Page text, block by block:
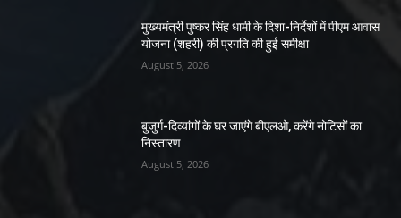
मुख्यमंत्री पुष्कर सिंह धामी के दिशा-निर्देशों में पीएम आवास
योजना (शहरी) की प्रगति की हुई समीक्षा
August 5, 2026
बुजुर्ग-दिव्यांगों के घर जाएंगे बीएलओ, करेंगे नोटिसों का
निस्तारण
August 5, 2026